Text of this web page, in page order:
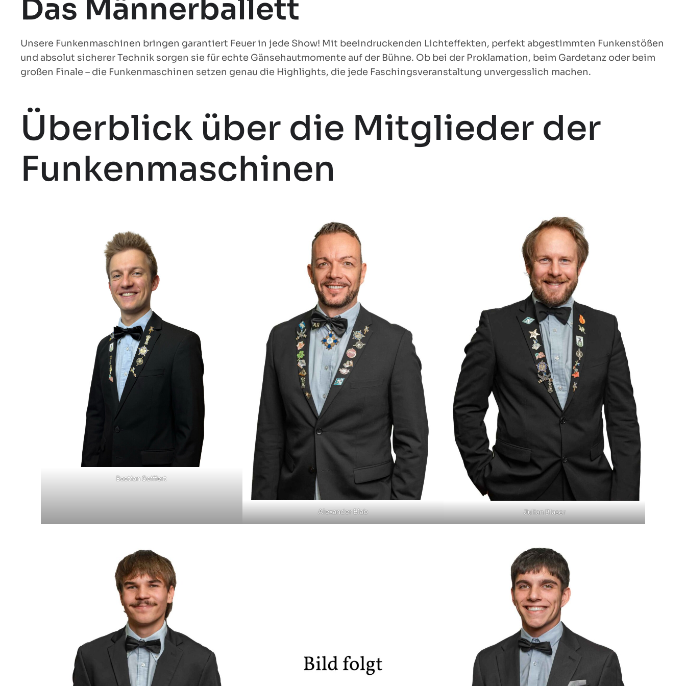
Das Männerballett
Unsere Funkenmaschinen bringen garantiert Feuer in jede Show! Mit beeindruckenden Lichteffekten, perfekt abgestimmten Funkenstößen
und absolut sicherer Technik sorgen sie für echte Gänsehautmomente auf der Bühne. Ob bei der Proklamation, beim Gardetanz oder beim
großen Finale – die Funkenmaschinen setzen genau die Highlights, die jede Faschingsveranstaltung unvergesslich machen.
Überblick über die Mitglieder der
Funkenmaschinen
Bastian Seiffert
Alexander Blab Julian Blaser